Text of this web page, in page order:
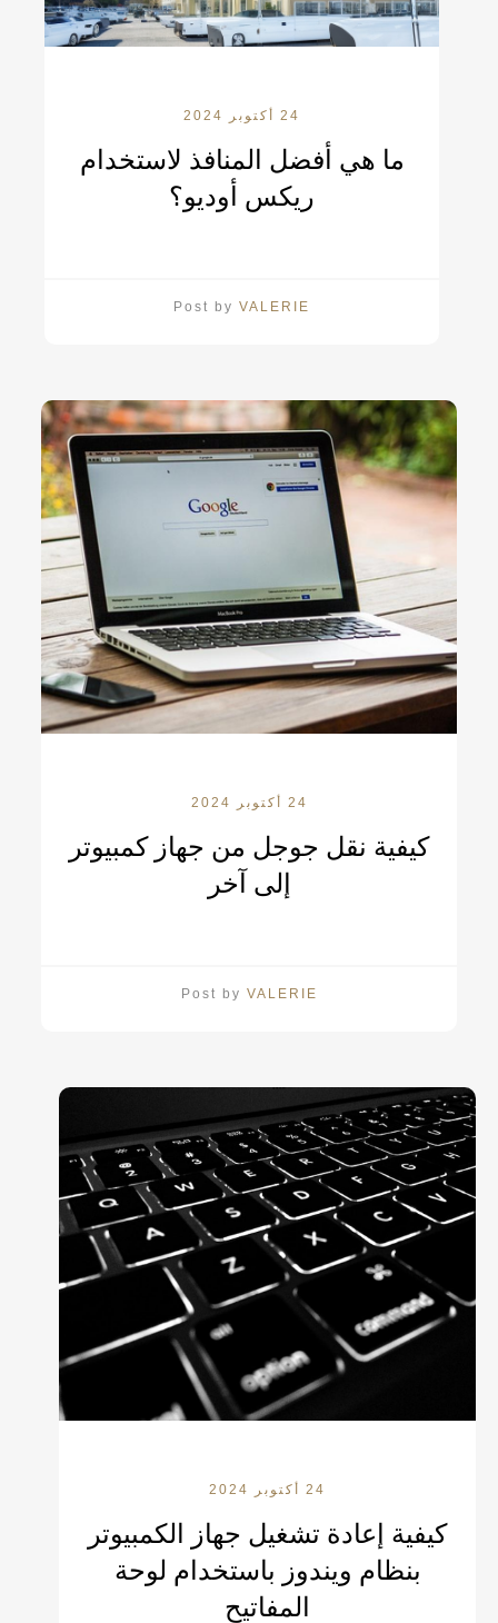
24 أكتوبر 2024
ما هي أفضل المنافذ لاستخدام
ريكس أوديو؟
Post by VALERIE
24 أكتوبر 2024
كيفية نقل جوجل من جهاز كمبيوتر
إلى آخر
Post by VALERIE
24 أكتوبر 2024
كيفية إعادة تشغيل جهاز الكمبيوتر
بنظام ويندوز باستخدام لوحة
المفاتيح